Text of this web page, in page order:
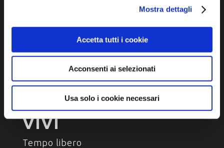
Mostra dettagli
Accetta tutti i cookie
Acconsenti ai selezionati
Usa solo i cookie necessari
ASSAPORA
Prodotti Enogastronomici
Ricette della tradizione
VIVI
Tempo libero